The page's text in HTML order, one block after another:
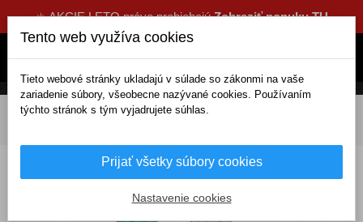
☀️ AKCIE LETO práve prebiehajúZobraziť ponuku TU
DOMOV Elektrické doplnky
Poistky nož. nízkoprofilové 10ks
Tento web využíva cookies
Tieto webové stránky ukladajú v súlade so zákonmi na vaše
zariadenie súbory, všeobecne nazývané cookies. Používaním
týchto stránok s tým vyjadrujete súhlas.
Prijať všetky súbory cookies
Nastavenie cookies